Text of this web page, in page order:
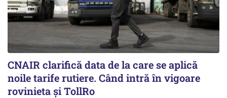
CNAIR clarifică data de la care se aplică
noile tarife rutiere. Când intră în vigoare
rovinieta și TollRo